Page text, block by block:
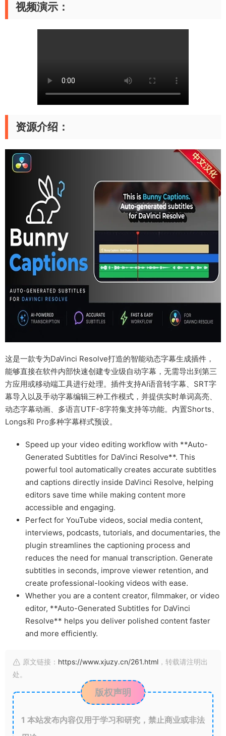
视频演示：
资源介绍：
这是一款专为DaVinci Resolve打造的智能动态字幕生成插件，
能够直接在软件内部快速创建专业级自动字幕，无需导出到第三
方应用或移动端工具进行处理。插件支持AI语音转字幕、SRT字
幕导入以及手动字幕编辑三种工作模式，并提供实时单词高亮、
动态字幕动画、多语言UTF-8字符集支持等功能。内置Shorts、
Longs和 Pro多种字幕样式预设。
Speed up your video editing workflow with **Auto-
Generated Subtitles for DaVinci Resolve**. This
powerful tool automatically creates accurate subtitles
and captions directly inside DaVinci Resolve, helping
editors save time while making content more
accessible and engaging.
Perfect for YouTube videos, social media content,
interviews, podcasts, tutorials, and documentaries, the
plugin streamlines the captioning process and
reduces the need for manual transcription. Generate
subtitles in seconds, improve viewer retention, and
create professional-looking videos with ease.
Whether you are a content creator, filmmaker, or video
editor, **Auto-Generated Subtitles for DaVinci
Resolve** helps you deliver polished content faster
and more efficiently.
原文链接： https://www.xjuzy.cn/261.html ，转载请注明出
处。
版权声明
1 本站发布内容仅用于学习和研究，禁止商业或非法